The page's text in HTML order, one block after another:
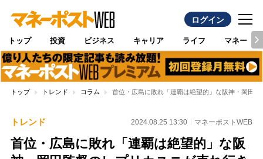
ログイン
トップ 投資 ビジネス キャリア ライフ マネー
トップ トレンド コラム 首位・広島に敗れ「連覇は絶望的」な阪神・岡田
トレンド 2024.08.25 13:30 マネーポストWEB
首位・広島に敗れ「連覇は絶望的」な阪